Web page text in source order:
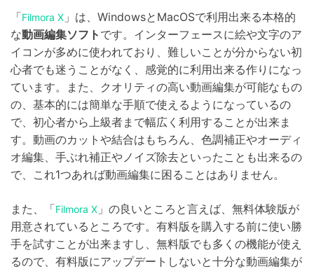
「Filmora X 」は、WindowsとMacOSで利用出来る本格的
な動画編集ソフト です。インターフェースに絵や文字のア
イコンが多めに使われており、難しいことが分からない初
心者でも迷うことがなく、感覚的に利用出来る作りになっ
ています。また、クオリティの高い動画編集が可能なもの
の、基本的には簡単な手順で使えるようになっているの
で、初心者から上級者まで幅広く利用することが出来ま
す。動画のカットや結合はもちろん、色調補正やオーディ
オ編集、手ぶれ補正やノイズ除去といったことも出来るの
で、これ1つあれば動画編集に困ることはありません。
また、「Filmora X 」の良いところと言えば、無料体験版が
用意されているところです。有料版を購入する前に使い勝
手を試すことが出来ますし、無料版でも多くの機能が使え
るので、有料版にアップデートしないと十分な動画編集が